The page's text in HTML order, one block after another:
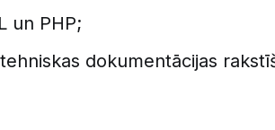
un PHP;
dokumentācijas